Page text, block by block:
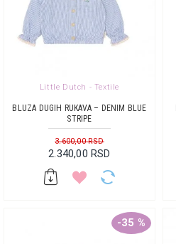
Little Dutch - Textile
BLUZA DUGIH RUKAVA – DENIM BLUE
STRIPE
2.340,00 RSD
3.600,00 RSD
-35 %